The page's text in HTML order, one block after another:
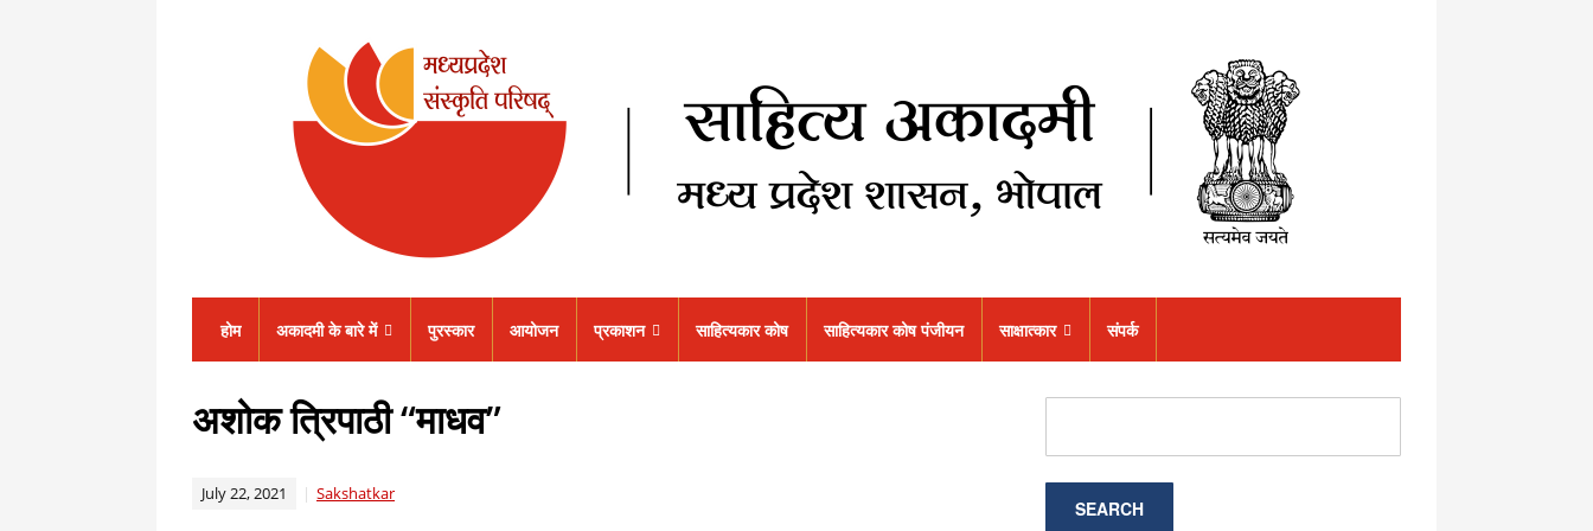
होम अकादमी के बारे में पुरस्कार आयोजन प्रकाशन साहित्यकार कोष साहित्यकार कोष पंजीयन साक्षात्कार संपर्क
अशोक त्रिपाठी “माधव”
July 22, 2021 Sakshatkar